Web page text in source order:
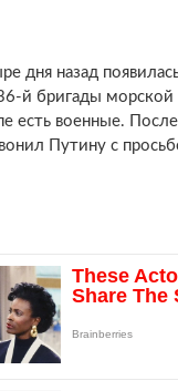
дня назад
й бригады морской
есть военные.
Путину с